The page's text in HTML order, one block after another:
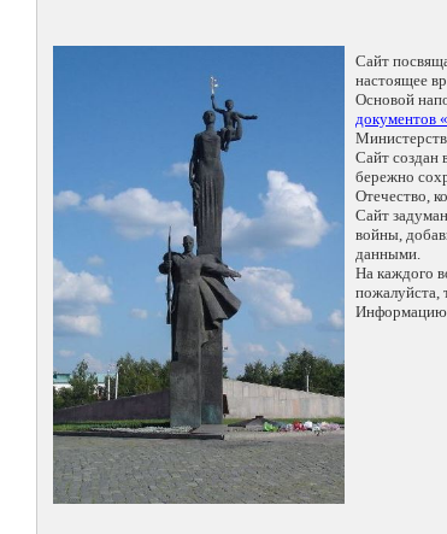
Сайт
настоящее
Основой
документов
Сайт создан
бережно
Отечество,
Сайт
войны,
данными.
На каждого
пожалуйста,
Информацию